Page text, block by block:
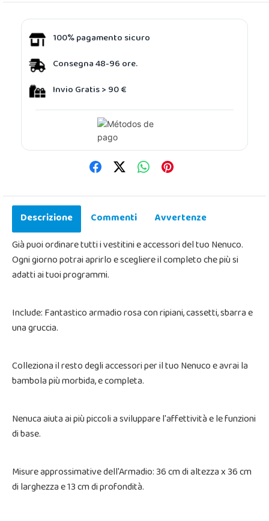
100% pagamento sicuro
Consegna 48-96 ore.
Invio Gratis > 90 €
Descrizione Commenti
Avvertenze
Già puoi ordinare tutti i vestitini e accessori del tuo Nenuco.
Ogni giorno potrai aprirlo e scegliere il completo che più si
adatti ai tuoi programmi.
Include: Fantastico armadio rosa con ripiani, cassetti, sbarra e
una gruccia.
Colleziona il resto degli accessori per il tuo Nenuco e avrai la
bambola più morbida, e completa.
Nenuca aiuta ai più piccoli a sviluppare l'affettività e le funzioni
di base.
Misure approssimative dell'Armadio: 36 cm di altezza x 36 cm
di larghezza e 13 cm di profondità.